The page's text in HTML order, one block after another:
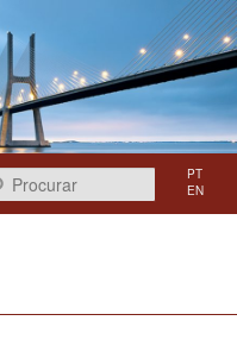
PT
EN